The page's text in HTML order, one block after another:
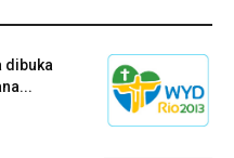
dibuka